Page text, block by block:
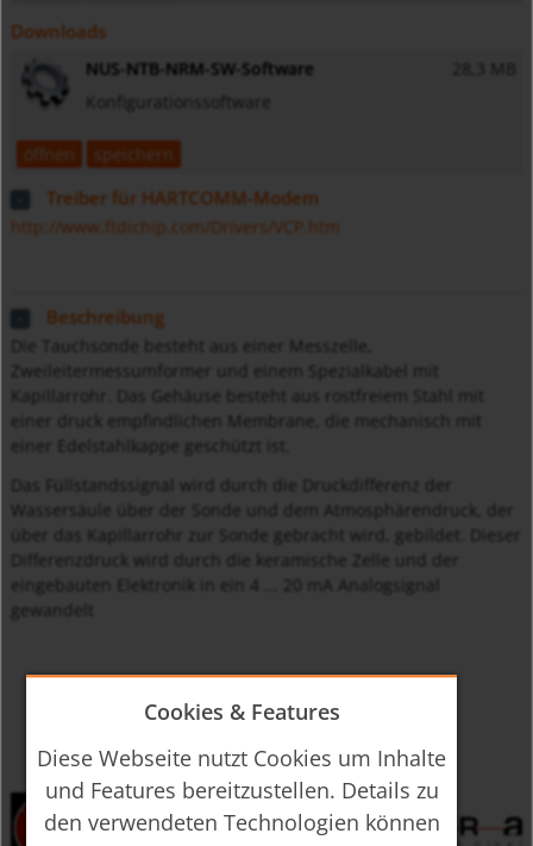
Downloads
NUS-NTB-NRM-SW-Software
Konfigurationssoftware
28,3 MB
öffnen speichern
Treiber für HARTCOMM-Modem
http://www.ftdichip.com/Drivers/VCP.htm
Beschreibung
Die Tauchsonde besteht aus einer Messzelle,
Zweileitermessumformer und einem Spezialkabel mit
Kapillarrohr. Das Gehäuse besteht aus rostfreiem Stahl mit
einer druck empfindlichen Membrane, die mechanisch mit
einer Edelstahlkappe geschützt ist.
Das Füllstandssignal wird durch die Druckdifferenz der
Wassersäule über der Sonde und dem Atmosphärendruck, der
über das Kapillarrohr zur Sonde gebracht wird, gebildet. Dieser
Differenzdruck wird durch die keramische Zelle und der
eingebauten Elektronik in ein 4 ... 20 mA Analogsignal
gewandelt
Cookies & Features
Diese Webseite nutzt Cookies um Inhalte
und Features bereitzustellen. Details zu
den verwendeten Technologien können